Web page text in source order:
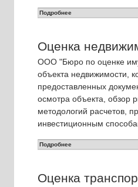
Подробнее
Оценка
OOO "Бюро по оценке
объекта недвижимости,
предоставленных
осмотра объекта, обзор
методологий расчетов,
инвестиционным
Подробнее
Оценка